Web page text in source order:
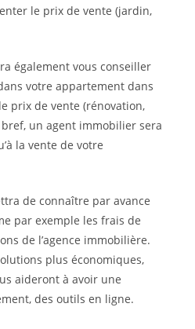
le prix de vente (jardin,
également vous conseiller
votre appartement dans
prix de vente (rénovation,
un agent immobilier sera
la vente de votre
de connaître par avance
par exemple les frais de
de l’agence immobilière.
plus économiques,
aideront à avoir une
des outils en ligne.